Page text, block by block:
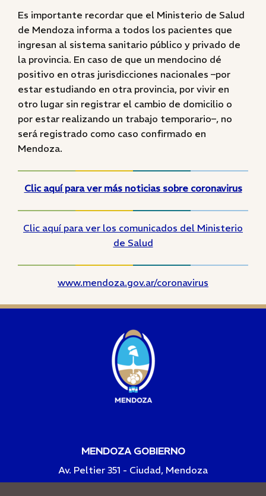
Es importante recordar que el Ministerio de Salud
de Mendoza informa a todos los pacientes que
ingresan al sistema sanitario público y privado de
la provincia. En caso de que un mendocino dé
positivo en otras jurisdicciones nacionales –por
estar estudiando en otra provincia, por vivir en
otro lugar sin registrar el cambio de domicilio o
por estar realizando un trabajo temporario–, no
será registrado como caso confirmado en
Mendoza.
Clic aquí para ver más noticias sobre coronavirus
Clic aquí para ver los comunicados del Ministerio
de Salud
www.mendoza.gov.ar/coronavirus
MENDOZA GOBIERNO
Av. Peltier 351 - Ciudad, Mendoza